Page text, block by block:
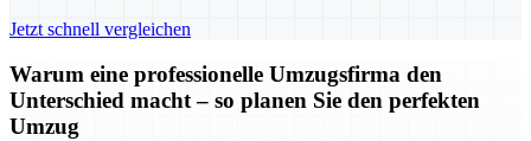
Jetzt schnell vergleichen
Warum eine professionelle Umzugsfirma den
Unterschied macht – so planen Sie den perfekten
Umzug